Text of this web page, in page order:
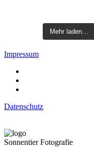
Mehr laden…
Impressum
Datenschutz
Sonnentier Fotografie